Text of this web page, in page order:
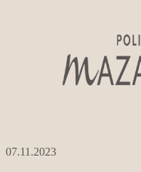
07.11.2023